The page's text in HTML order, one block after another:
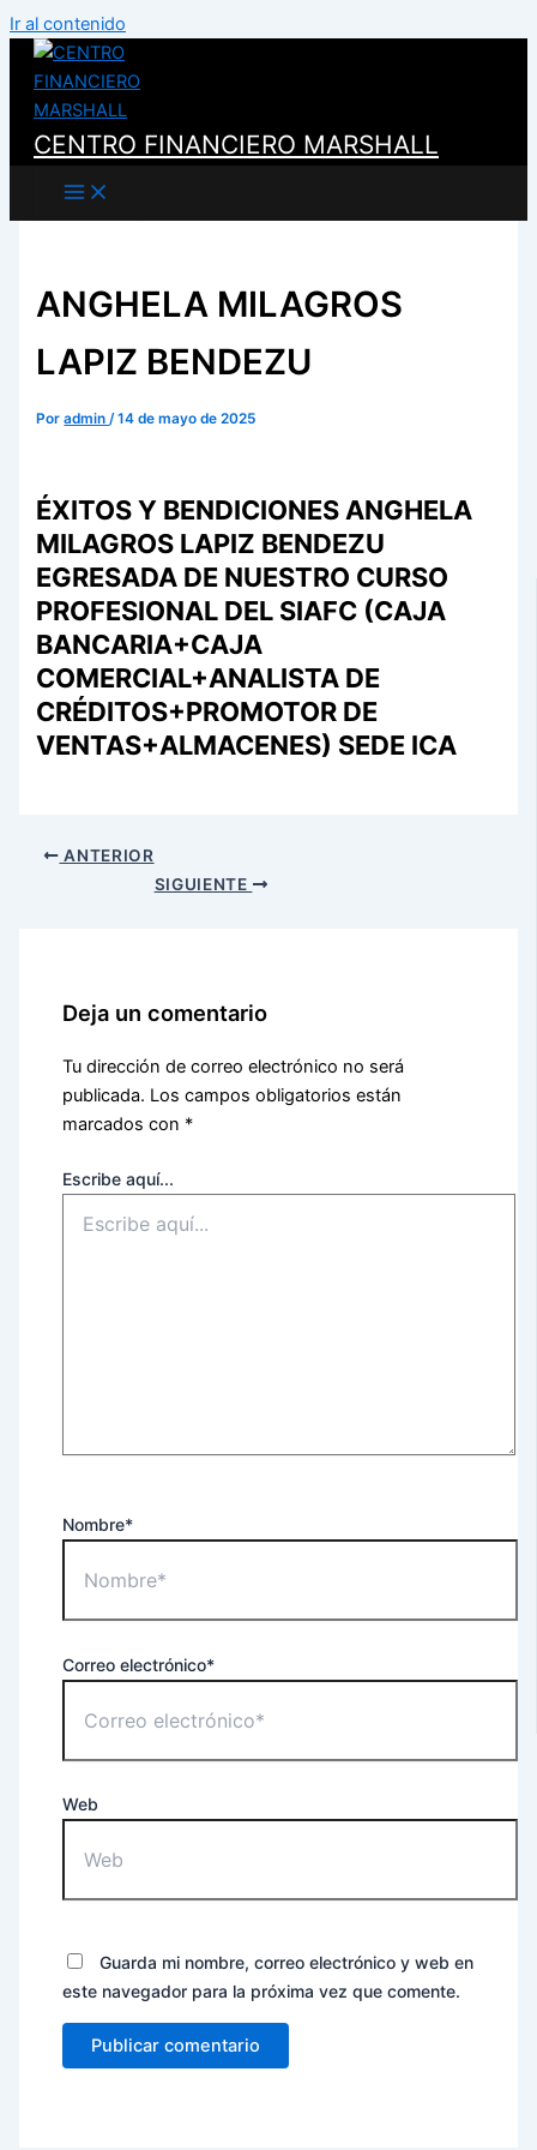
Ir al contenido
CENTRO FINANCIERO MARSHALL
ANGHELA MILAGROS
LAPIZ BENDEZU
Poradmin/14 de mayo de 2025
ÉXITOS Y BENDICIONES ANGHELA
MILAGROS LAPIZ BENDEZU
EGRESADA DE NUESTRO CURSO
PROFESIONAL DEL SIAFC (CAJA
BANCARIA+CAJA
COMERCIAL+ANALISTA DE
CRÉDITOS+PROMOTOR DE
VENTAS+ALMACENES) SEDE ICA
ANTERIOR
SIGUIENTE
Deja un comentario
Tu dirección de correo electrónico no será
publicada. Los campos obligatorios están
marcados con *
Escribe aquí...
Nombre*
Correo electrónico*
Web
Guarda mi nombre, correo electrónico y web en
este navegador para la próxima vez que comente.